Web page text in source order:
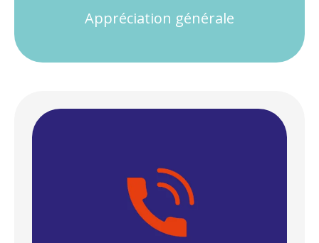
Appréciation générale